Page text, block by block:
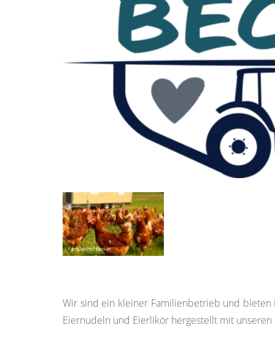
Wir sind ein kleiner Familienbetrieb und bieten
Eiernudeln und Eierlikör hergestellt mit